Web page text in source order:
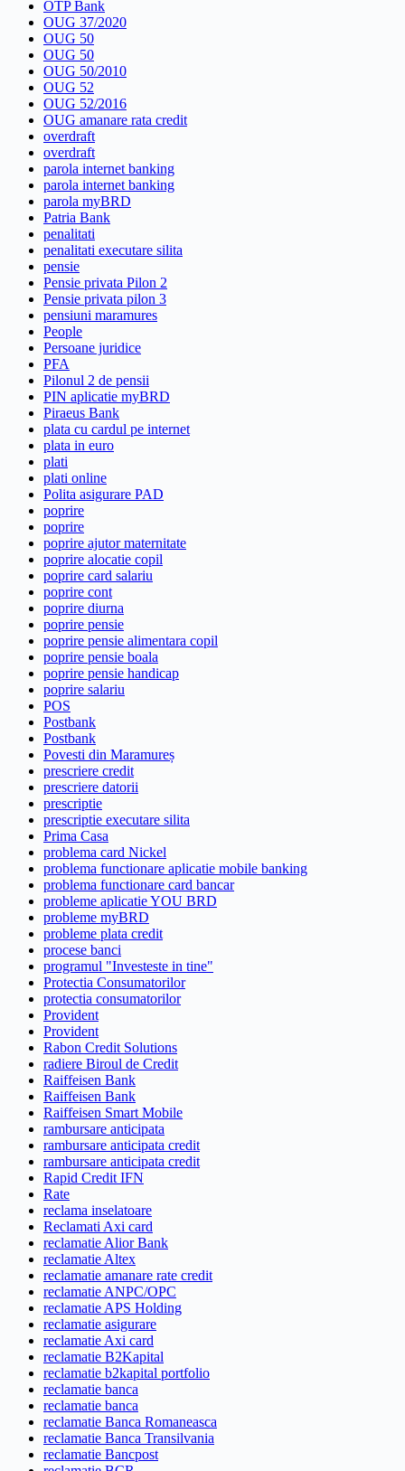
OTP Bank
OUG 37/2020
OUG 50
OUG 50
OUG 50/2010
OUG 52
OUG 52/2016
OUG amanare rata credit
overdraft
overdraft
parola internet banking
parola internet banking
parola myBRD
Patria Bank
penalitati
penalitati executare silita
pensie
Pensie privata Pilon 2
Pensie privata pilon 3
pensiuni maramures
People
Persoane juridice
PFA
Pilonul 2 de pensii
PIN aplicatie myBRD
Piraeus Bank
plata cu cardul pe internet
plata in euro
plati
plati online
Polita asigurare PAD
poprire
poprire
poprire ajutor maternitate
poprire alocatie copil
poprire card salariu
poprire cont
poprire diurna
poprire pensie
poprire pensie alimentara copil
poprire pensie boala
poprire pensie handicap
poprire salariu
POS
Postbank
Postbank
Povesti din Maramureș
prescriere credit
prescriere datorii
prescriptie
prescriptie executare silita
Prima Casa
problema card Nickel
problema functionare aplicatie mobile banking
problema functionare card bancar
probleme aplicatie YOU BRD
probleme myBRD
probleme plata credit
procese banci
programul "Investeste in tine"
Protectia Consumatorilor
protectia consumatorilor
Provident
Provident
Rabon Credit Solutions
radiere Biroul de Credit
Raiffeisen Bank
Raiffeisen Bank
Raiffeisen Smart Mobile
rambursare anticipata
rambursare anticipata credit
rambursare anticipata credit
Rapid Credit IFN
Rate
reclama inselatoare
Reclamati Axi card
reclamatie Alior Bank
reclamatie Altex
reclamatie amanare rate credit
reclamatie ANPC/OPC
reclamatie APS Holding
reclamatie asigurare
reclamatie Axi card
reclamatie B2Kapital
reclamatie b2kapital portfolio
reclamatie banca
reclamatie banca
reclamatie Banca Romaneasca
reclamatie Banca Transilvania
reclamatie Bancpost